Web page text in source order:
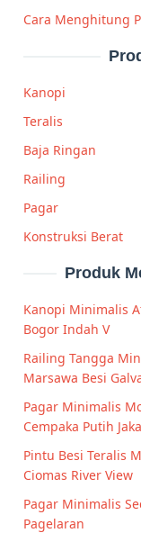
Cara Menghitung
Kanopi
Teralis
Baja Ringan
Railing
Pagar
Konstruksi Berat
Produk
Kanopi Minimalis
Bogor Indah V
Railing Tangga
Marsawa Besi
Pagar Minimalis
Cempaka Putih
Pintu Besi Teralis
Ciomas River View
Pagar Minimalis
Pagelaran